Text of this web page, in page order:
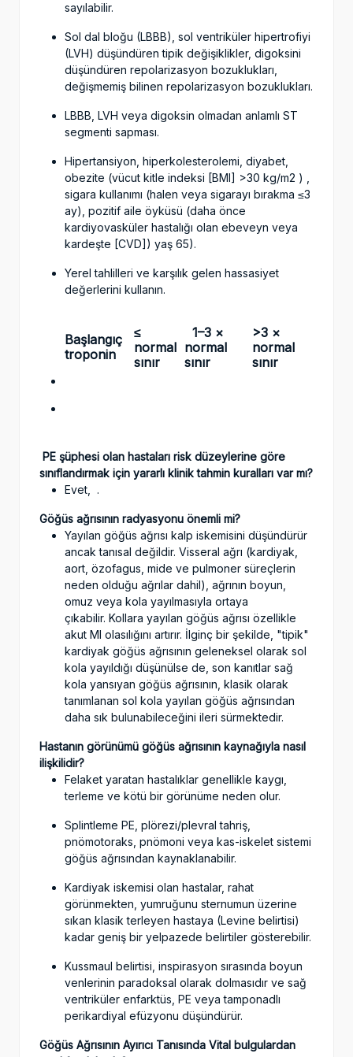
sayılabilir.
Sol dal bloğu (LBBB), sol ventriküler hipertrofiyi
(LVH) düşündüren tipik değişiklikler, digoksini
düşündüren repolarizasyon bozuklukları,
değişmemiş bilinen repolarizasyon bozuklukları.
LBBB, LVH veya digoksin olmadan anlamlı ST
segmenti sapması.
Hipertansiyon, hiperkolesterolemi, diyabet,
obezite (vücut kitle indeksi [BMI] >30 kg/m2 ) ,
sigara kullanımı (halen veya sigarayı bırakma ≤3
ay), pozitif aile öyküsü (daha önce
kardiyovasküler hastalığı olan ebeveyn veya
kardeşte [CVD]) yaş 65).
Yerel tahlilleri ve karşılık gelen hassasiyet
değerlerini kullanın.
Başlangıç ​​
troponin
≤
normal
sınır
1–3 ×
normal
sınır
>3 ×
normal
sınır
PE şüphesi olan hastaları risk düzeylerine göre
sınıflandırmak için yararlı klinik tahmin kuralları var mı?
Evet,
.
Göğüs ağrısının radyasyonu önemli mi?
Yayılan göğüs ağrısı kalp iskemisini düşündürür
ancak tanısal değildir. Visseral ağrı (kardiyak,
aort, özofagus, mide ve pulmoner süreçlerin
neden olduğu ağrılar dahil), ağrının boyun,
omuz veya kola yayılmasıyla ortaya
çıkabilir. Kollara yayılan göğüs ağrısı özellikle
akut MI olasılığını artırır. İlginç bir şekilde, "tipik"
kardiyak göğüs ağrısının geleneksel olarak sol
kola yayıldığı düşünülse de, son kanıtlar sağ
kola yansıyan göğüs ağrısının, klasik olarak
tanımlanan sol kola yayılan göğüs ağrısından
daha sık bulunabileceğini ileri sürmektedir.
Hastanın görünümü göğüs ağrısının kaynağıyla nasıl
ilişkilidir?
Felaket yaratan hastalıklar genellikle kaygı,
terleme ve kötü bir görünüme neden olur.
Splintleme PE, plörezi/plevral tahriş,
pnömotoraks, pnömoni veya kas-iskelet sistemi
göğüs ağrısından kaynaklanabilir.
Kardiyak iskemisi olan hastalar, rahat
görünmekten, yumruğunu sternumun üzerine
sıkan klasik terleyen hastaya (Levine belirtisi)
kadar geniş bir yelpazede belirtiler gösterebilir.
Kussmaul belirtisi, inspirasyon sırasında boyun
venlerinin paradoksal olarak dolmasıdır ve sağ
ventriküler enfarktüs, PE veya tamponadlı
perikardiyal efüzyonu düşündürür.
Göğüs Ağrısının Ayırıcı Tanısında Vital bulgulardan